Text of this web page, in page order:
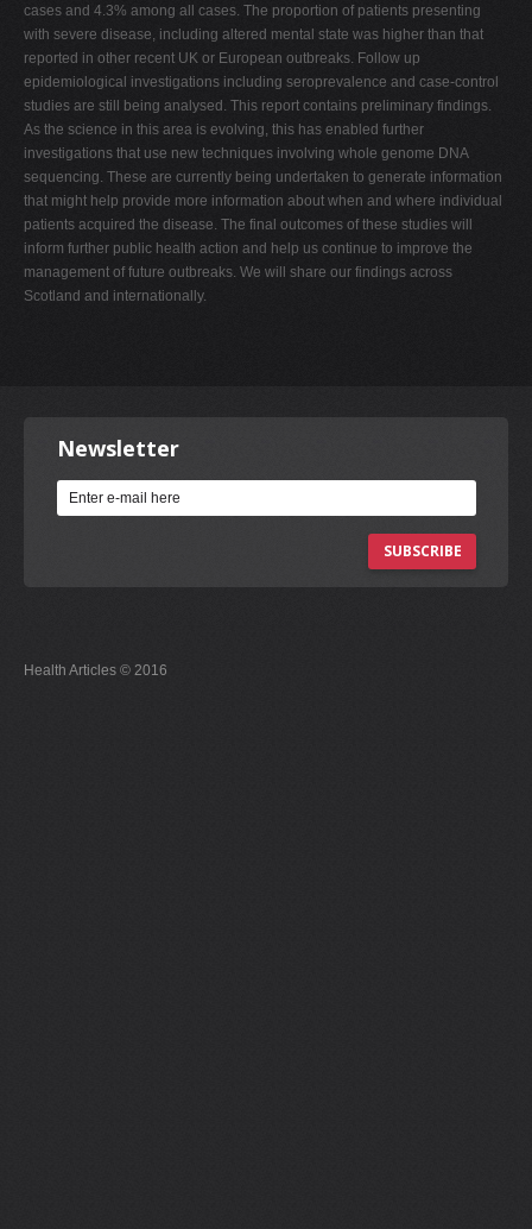
cases and 4.3% among all cases. The proportion of patients presenting
with severe disease, including altered mental state was higher than that
reported in other recent UK or European outbreaks. Follow up
epidemiological investigations including seroprevalence and case-control
studies are still being analysed. This report contains preliminary findings.
As the science in this area is evolving, this has enabled further
investigations that use new techniques involving whole genome DNA
sequencing. These are currently being undertaken to generate information
that might help provide more information about when and where individual
patients acquired the disease. The final outcomes of these studies will
inform further public health action and help us continue to improve the
management of future outbreaks. We will share our findings across
Scotland and internationally.
Newsletter
SUBSCRIBE
Health Articles © 2016